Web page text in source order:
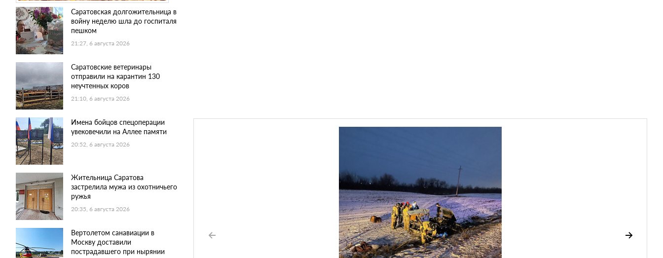
Саратовская долгожительница в
войну неделю шла до госпиталя
пешком
21:27, 6 августа 2026
Саратовские ветеринары
отправили на карантин 130
неучтенных коров
21:10, 6 августа 2026
Имена бойцов спецоперации
увековечили на Аллее памяти
20:52, 6 августа 2026
Жительница Саратова
застрелила мужа из охотничьего
ружья
20:35, 6 августа 2026
Вертолетом санавиации в
Москву доставили
пострадавшего при нырянии